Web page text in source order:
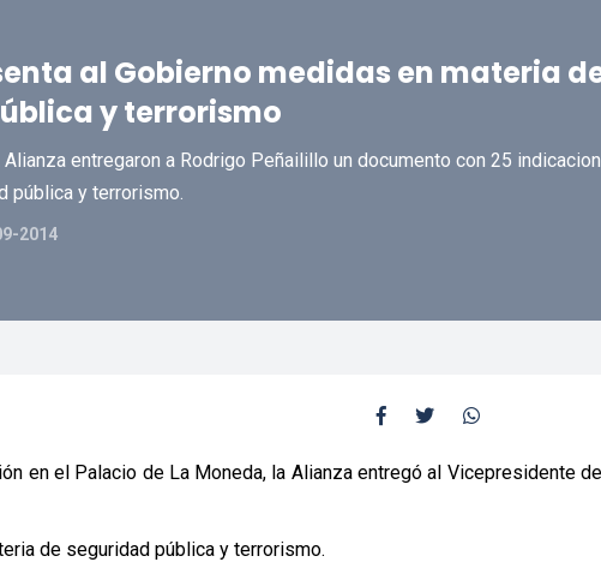
al Gobierno medidas en materia
y terrorismo
entregaron a Rodrigo Peñailillo un documento con 25
pública y terrorismo.
2014
en el Palacio de La Moneda, la Alianza entregó al Vicepresidente
de seguridad pública y terrorismo.